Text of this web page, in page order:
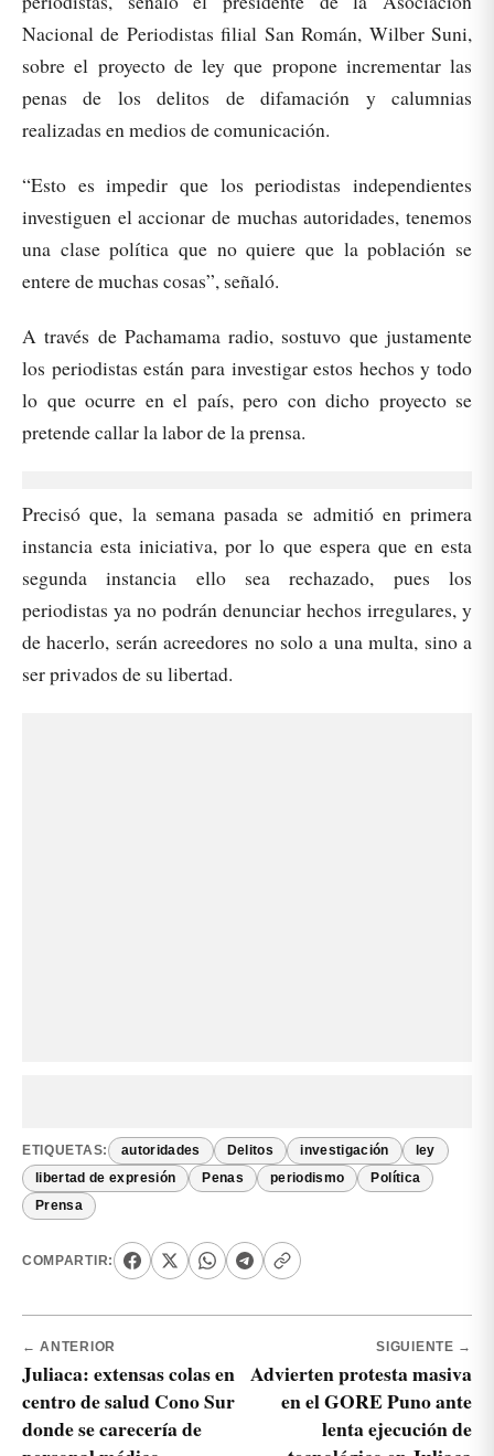
Nacional de Periodistas filial San Román, Wilber Suni,
sobre el proyecto de ley que propone incrementar las
penas de los delitos de difamación y calumnias
realizadas en medios de comunicación.
“Esto es impedir que los periodistas independientes
investiguen el accionar de muchas autoridades, tenemos
una clase política que no quiere que la población se
entere de muchas cosas”, señaló.
A través de Pachamama radio, sostuvo que justamente
los periodistas están para investigar estos hechos y todo
lo que ocurre en el país, pero con dicho proyecto se
pretende callar la labor de la prensa.
Precisó que, la semana pasada se admitió en primera
instancia esta iniciativa, por lo que espera que en esta
segunda instancia ello sea rechazado, pues los
periodistas ya no podrán denunciar hechos irregulares, y
de hacerlo, serán acreedores no solo a una multa, sino a
ser privados de su libertad.
ETIQUETAS: autoridades Delitos investigación ley
libertad de expresión Penas periodismo Política
Prensa
COMPARTIR:
← ANTERIOR
Juliaca: extensas colas en
centro de salud Cono Sur
donde se carecería de
SIGUIENTE →
Advierten protesta masiva
en el GORE Puno ante
lenta ejecución de